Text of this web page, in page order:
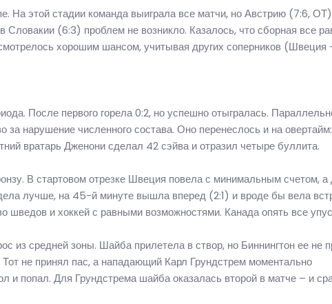
На этой стадии команда выиграла все матчи, но Австрию (7:6,
(6:3) проблем не возникло. Казалось, что сборная все
хорошим шансом, учитывая других соперников (Швеция
После первого горела 0:2, но успешно отыгралась.
нарушение численного состава. Оно перенеслось и на
вратарь Дженони сделал 42 сэйва и отразил четыре буллита.
В стартовом отрезке Швеция повела с минимальным счетом,
лучше, на 45-й минуте вышла вперед (2:1) и вроде бы вела
и хоккей с равными возможностями. Канада опять все
из средней зоны. Шайба прилетела в створ, но Биннингтон ее не
не принял пас, а нападающий Карл Грундстрем моментально
и попал. Для Грундстрема шайба оказалась второй в матче – и